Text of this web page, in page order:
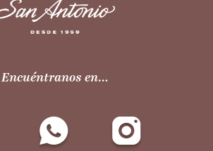
Encuéntranos en…